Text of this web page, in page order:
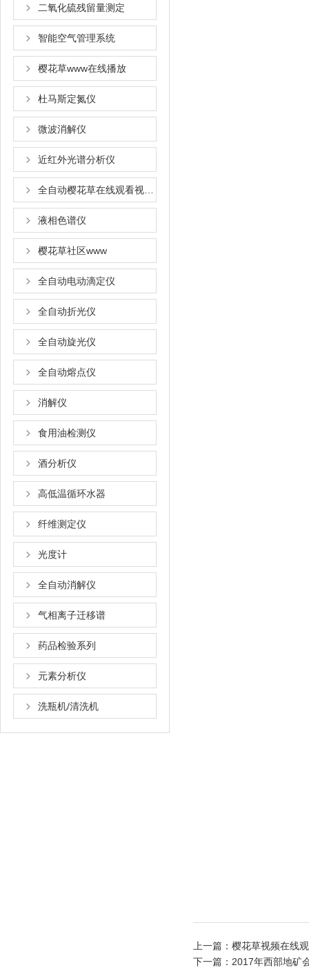
二氧化硫残留量测定
智能空气管理系统
樱花草www在线播放
杜马斯定氮仪
微波消解仪
近红外光谱分析仪
液相色谱仪
樱花草社区www
全自动电动滴定仪
全自动折光仪
全自动旋光仪
全自动熔点仪
消解仪
食用油检测仪
酒分析仪
高低温循环水器
纤维测定仪
光度计
全自动消解仪
气相离子迁移谱
药品检验系列
元素分析仪
洗瓶机/清洗机
上一篇： 樱花草视频在线观
下一篇： 2017年西部地矿